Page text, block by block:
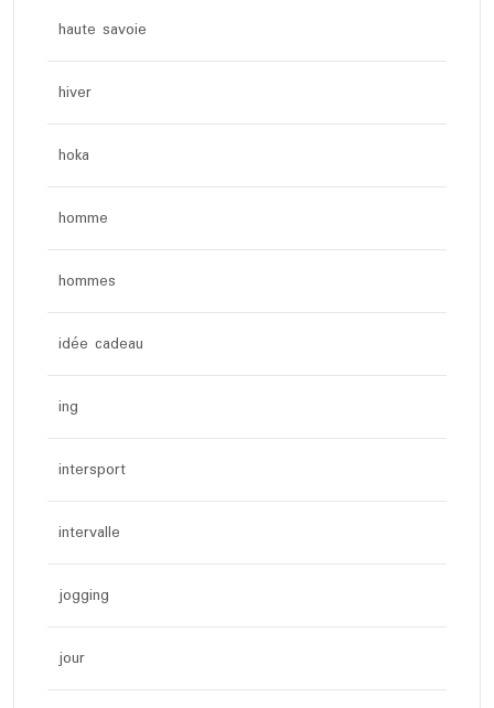
haute savoie
hiver
hoka
homme
hommes
idée cadeau
ing
intersport
intervalle
jogging
jour